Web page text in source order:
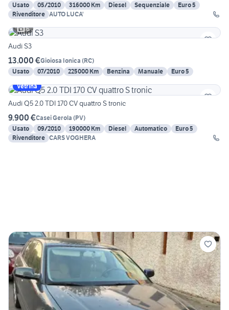
Usato 05/2010 316000 Km Diesel Sequenziale
Euro 5
Rivenditore AUTO LUCA'
6
Audi S3
13.000 €Gioiosa Ionica (RC)
Usato
07/2010 225000 Km Benzina Manuale
Euro 5
Vetrina
Audi Q5 2.0 TDI 170 CV quattro S tronic
9.900 €Casei Gerola (PV)
Usato
09/2010 190000 Km Diesel Automatico
Euro 5
Rivenditore CARS VOGHERA